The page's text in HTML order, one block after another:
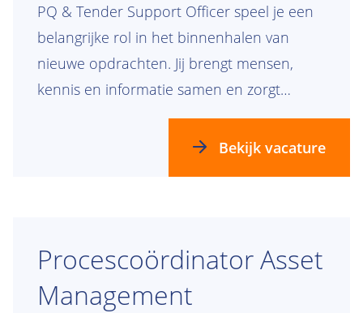
PQ & Tender Support Officer speel je een
belangrijke rol in het binnenhalen van
nieuwe opdrachten. Jij brengt mensen,
kennis en informatie samen en zorgt
ervoor dat Van Oord zich wereldwijd sterk
presenteert. Zo bouw je samen metBekijk vacature
Procescoördinator Asset
Management